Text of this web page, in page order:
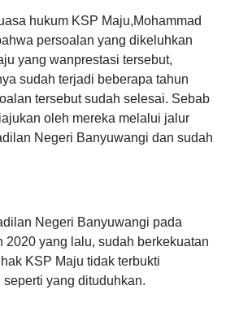
hukum KSP Maju,Mohammad
persoalan yang dikeluhkan
yang wanprestasi tersebut,
sudah terjadi beberapa tahun
tersebut sudah selesai. Sebab
oleh mereka melalui jalur
Negeri Banyuwangi dan sudah
Negeri Banyuwangi pada
2020 yang lalu, sudah berkekuatan
KSP Maju tidak terbukti
yang dituduhkan.